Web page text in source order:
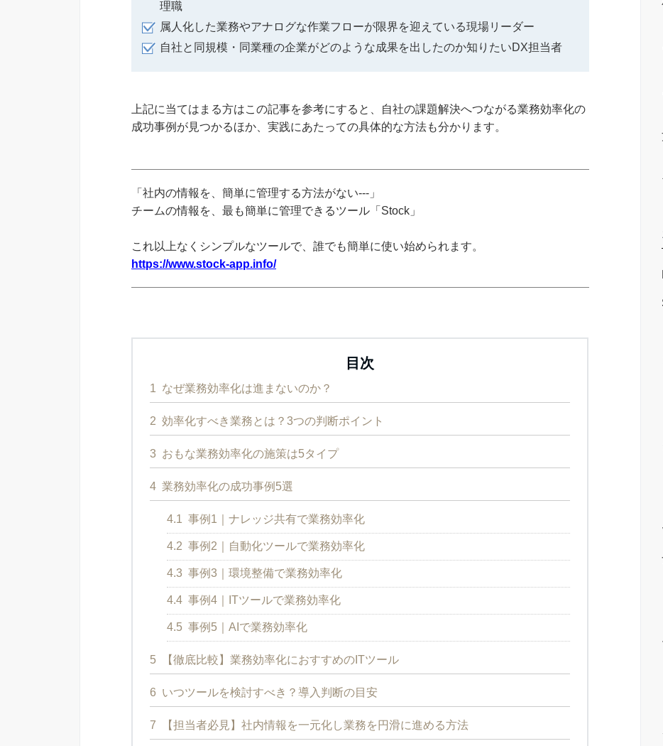
理職
属人化した業務やアナログな作業フローが限界を迎えている現場リーダー
自社と同規模・同業種の企業がどのような成果を出したのか知りたいDX担当者
上記に当てはまる方はこの記事を参考にすると、自社の課題解決へつながる業務効率化の
成功事例が見つかるほか、実践にあたっての具体的な方法も分かります。
「社内の情報を、簡単に管理する方法がない---」
チームの情報を、最も簡単に管理できるツール「Stock」
これ以上なくシンプルなツールで、誰でも簡単に使い始められます。
https://www.stock-app.info/
目次
1 なぜ業務効率化は進まないのか？
2 効率化すべき業務とは？3つの判断ポイント
3 おもな業務効率化の施策は5タイプ
4 業務効率化の成功事例5選
4.1 事例1｜ナレッジ共有で業務効率化
4.2 事例2｜自動化ツールで業務効率化
4.3 事例3｜環境整備で業務効率化
4.4 事例4｜ITツールで業務効率化
4.5 事例5｜AIで業務効率化
5 【徹底比較】業務効率化におすすめのITツール
6 いつツールを検討すべき？導入判断の目安
7 【担当者必見】社内情報を一元化し業務を円滑に進める方法